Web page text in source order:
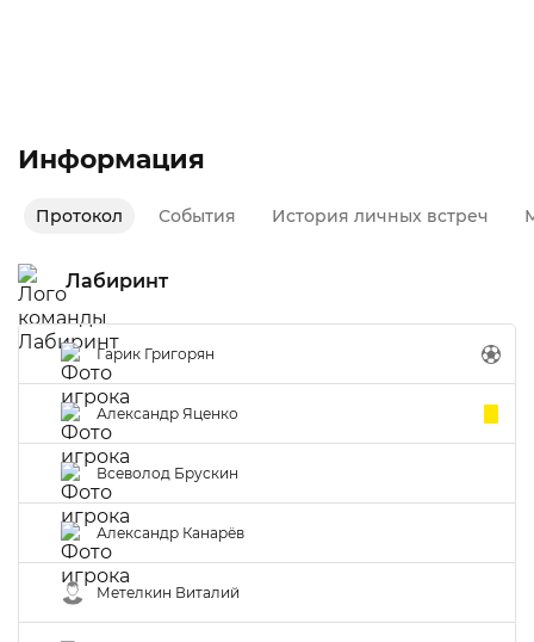
Информация
Протокол События История личных встреч
Лабиринт
Гарик Григорян
Александр Яценко
Всеволод Брускин
Александр Канарёв
Метелкин Виталий